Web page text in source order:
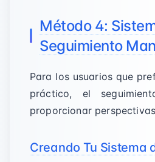
Método 4:
Seguimiento
Para los usuarios que
práctico, el
proporcionar
Creando Tu Sistema